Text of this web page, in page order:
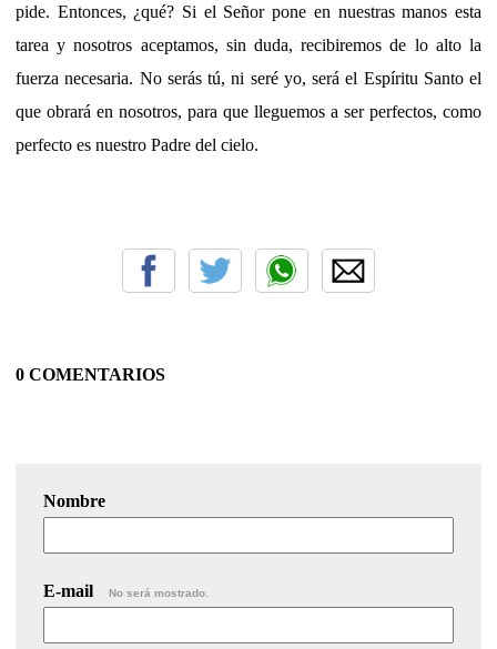
pide. Entonces, ¿qué? Si el Señor pone en nuestras manos esta
tarea y nosotros aceptamos, sin duda, recibiremos de lo alto la
fuerza necesaria. No serás tú, ni seré yo, será el Espíritu Santo el
que obrará en nosotros, para que lleguemos a ser perfectos, como
perfecto es nuestro Padre del cielo.
0 COMENTARIOS
Nombre
E-mail No será mostrado.